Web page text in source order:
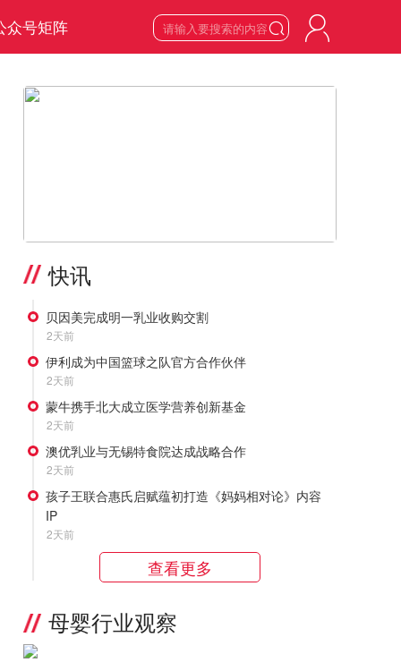
众号矩阵 
快讯
贝因美完成明一乳业收购交割
2天前
伊利成为中国篮球之队官方合作伙伴
2天前
蒙牛携手北大成立医学营养创新基金
2天前
澳优乳业与无锡特食院达成战略合作
2天前
孩子王联合惠氏启赋蕴初打造《妈妈相对论》内容
IP
2天前
查看更多
母婴行业观察